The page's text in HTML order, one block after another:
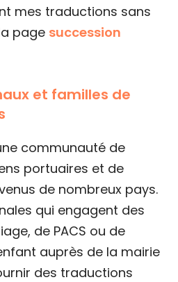
mes traductions sans
page succession
et familles de
communauté de
portuaires et de
de nombreux pays.
qui engagent des
de PACS ou de
auprès de la mairie
des traductions